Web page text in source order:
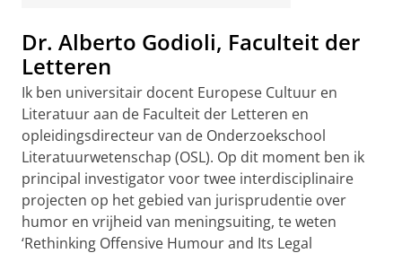
Dr. Alberto Godioli, Faculteit der
Letteren
Ik ben universitair docent Europese Cultuur en
Literatuur aan de Faculteit der Letteren en
opleidingsdirecteur van de Onderzoekschool
Literatuurwetenschap (OSL). Op dit moment ben ik
principal investigator voor twee interdisciplinaire
projecten op het gebied van jurisprudentie over
humor en vrijheid van meningsuiting, te weten
‘Rethinking Offensive Humour and Its Legal